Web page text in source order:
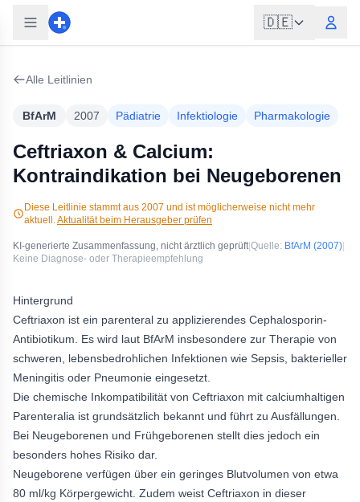
🇩🇪
Alle Leitlinien
BfArM 2007 Pädiatrie Infektiologie Pharmakologie
Ceftriaxon & Calcium:
Kontraindikation bei Neugeborenen
Diese Leitlinie stammt aus 2007 und ist möglicherweise nicht mehr
aktuell.Aktualität beim Herausgeber prüfen
KI-generierte Zusammenfassung, nicht ärztlich geprüft|Quelle: BfArM (2007)
Keine Diagnose- oder Therapieempfehlung
Hintergrund
Ceftriaxon ist ein parenteral zu applizierendes Cephalosporin-
Antibiotikum. Es wird laut BfArM insbesondere zur Therapie von
schweren, lebensbedrohlichen Infektionen wie Sepsis, bakterieller
Meningitis oder Pneumonie eingesetzt.
Die chemische Inkompatibilität von Ceftriaxon mit calciumhaltigen
Parenteralia ist grundsätzlich bekannt und führt zu Ausfällungen.
Bei Neugeborenen und Frühgeborenen stellt dies jedoch ein
besonders hohes Risiko dar.
Neugeborene verfügen über ein geringes Blutvolumen von etwa
80 ml/kg Körpergewicht. Zudem weist Ceftriaxon in dieser